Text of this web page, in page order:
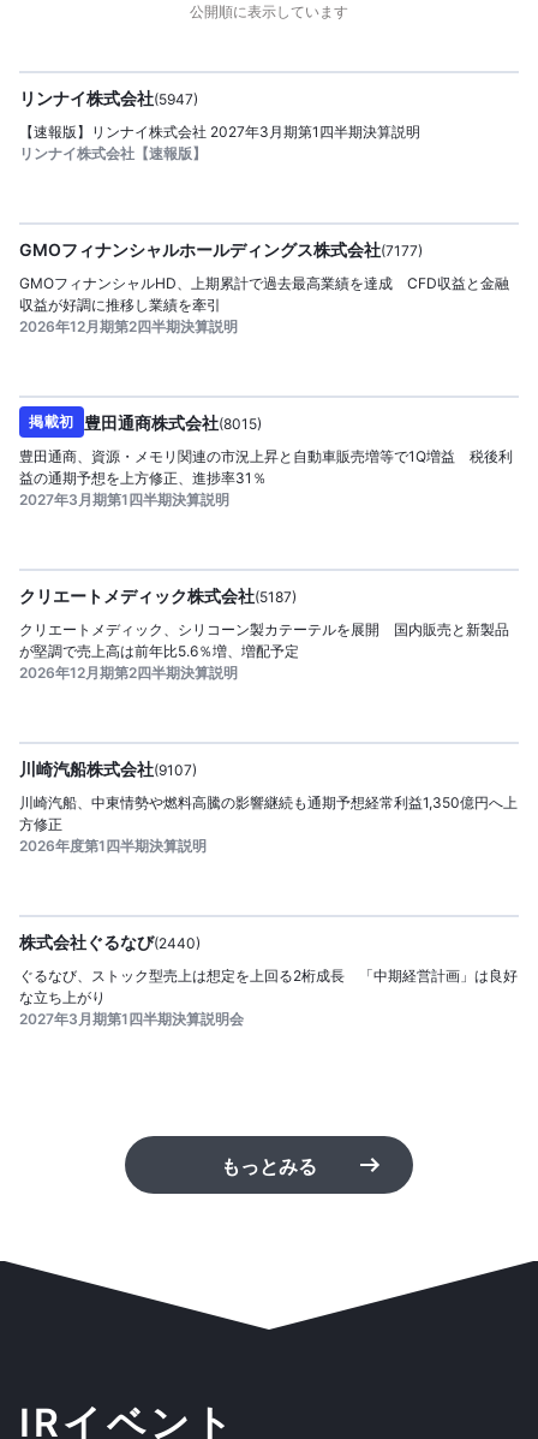
公開順に表示しています
リンナイ株式会社(5947)
【速報版】リンナイ株式会社 2027年3月期第1四半期決算説明
リンナイ株式会社【速報版】
GMOフィナンシャルホールディングス株式会社(7177)
GMOフィナンシャルHD、上期累計で過去最高業績を達成 CFD収益と金融
収益が好調に推移し業績を牽引
2026年12月期第2四半期決算説明
掲載初 豊田通商株式会社(8015)
豊田通商、資源・メモリ関連の市況上昇と自動車販売増等で1Q増益 税後利
益の通期予想を上方修正、進捗率31％
2027年3月期第1四半期決算説明
クリエートメディック株式会社(5187)
クリエートメディック、シリコーン製カテーテルを展開 国内販売と新製品
が堅調で売上高は前年比5.6％増、増配予定
2026年12月期第2四半期決算説明
川崎汽船株式会社(9107)
川崎汽船、中東情勢や燃料高騰の影響継続も通期予想経常利益1,350億円へ上
方修正
2026年度第1四半期決算説明
株式会社ぐるなび(2440)
ぐるなび、ストック型売上は想定を上回る2桁成長 「中期経営計画」は良好
な立ち上がり
2027年3月期第1四半期決算説明会
もっとみる
IRイベント